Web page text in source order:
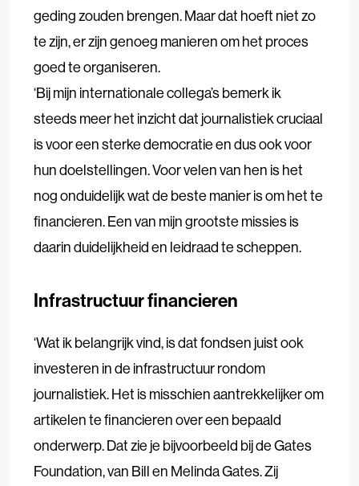
geding zouden brengen. Maar dat hoeft niet zo
te zijn, er zijn genoeg manieren om het proces
goed te organiseren.
‘Bij mijn internationale collega’s bemerk ik
steeds meer het inzicht dat journalistiek cruciaal
is voor een sterke democratie en dus ook voor
hun doelstellingen. Voor velen van hen is het
nog onduidelijk wat de beste manier is om het te
financieren. Een van mijn grootste missies is
daarin duidelijkheid en leidraad te scheppen.
Infrastructuur financieren
‘Wat ik belangrijk vind, is dat fondsen juist ook
investeren in de infrastructuur rondom
journalistiek. Het is misschien aantrekkelijker om
artikelen te financieren over een bepaald
onderwerp. Dat zie je bijvoorbeeld bij de Gates
Foundation, van Bill en Melinda Gates. Zij